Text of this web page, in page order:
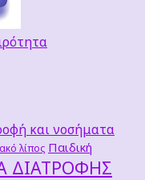
και νοσήματα
λίπος Παιδική
ΔΙΑΤΡΟΦΗΣ